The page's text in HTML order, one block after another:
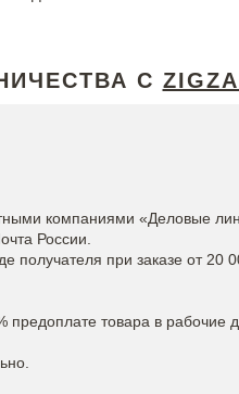
С
компаниями «Деловые
России.
при заказе от 20
предоплате товара в рабочие